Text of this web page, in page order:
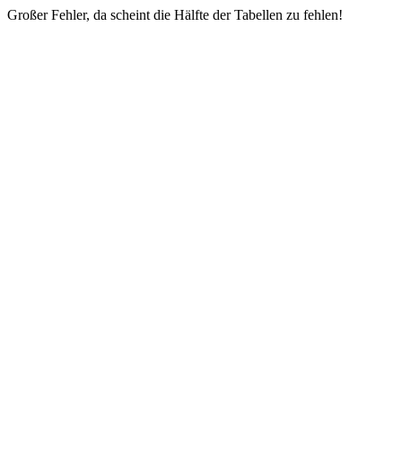
Großer Fehler, da scheint die Hälfte der Tabellen zu fehlen!